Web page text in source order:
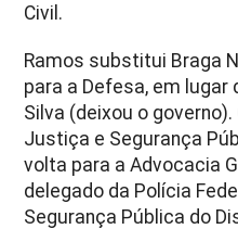
Civil.
Ramos substitui Braga
para a Defesa, em lugar
Silva (deixou o
Justiça e Segurança
volta para a Advocacia
delegado da Polícia
Segurança Pública do